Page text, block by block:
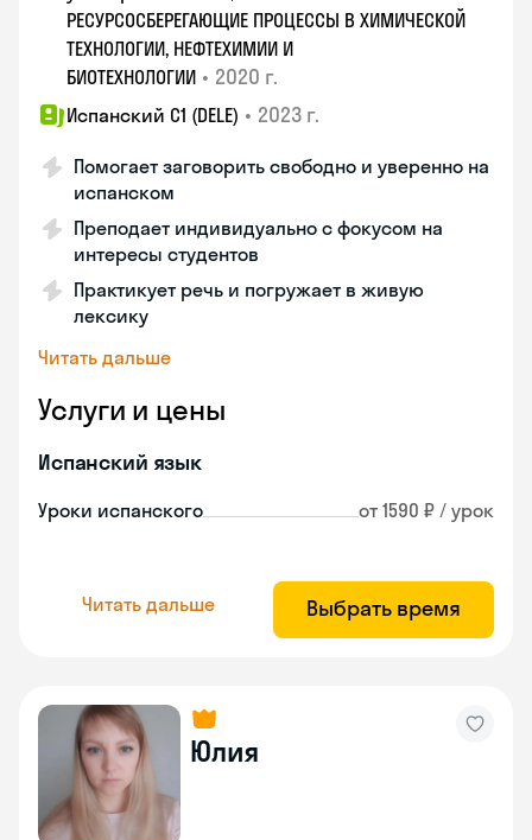
РЕСУРСОСБЕРЕГАЮЩИЕ ПРОЦЕССЫ В ХИМИЧЕСКОЙ
ТЕХНОЛОГИИ, НЕФТЕХИМИИ И
БИОТЕХНОЛОГИИ • 2020 г.
Испанский С1 (DELE) • 2023 г.
Помогает заговорить свободно и уверенно на
испанском
Преподает индивидуально с фокусом на
интересы студентов
Практикует речь и погружает в живую
лексику
Читать дальше
Услуги и цены
Испанский язык
Уроки испанского от 1590 ₽ / урок
Читать дальше Выбрать время
Юлия